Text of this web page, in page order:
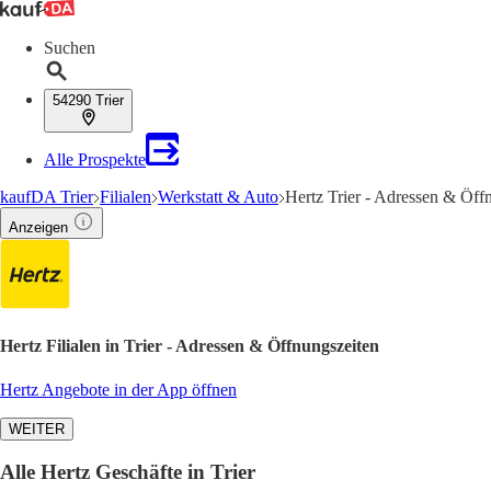
Suchen
54290 Trier
Alle Prospekte
kaufDA Trier Filialen Werkstatt & Auto Hertz Trier - Adressen &
Anzeigen
Hertz Filialen in Trier - Adressen & Öffnungszeiten
Hertz Angebote in der App öffnen
WEITER
Alle Hertz Geschäfte in Trier